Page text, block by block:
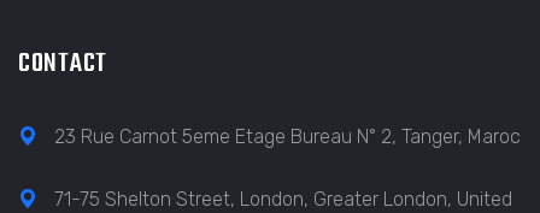
CONTACT
23 Rue Carnot 5eme Etage Bureau N° 2, Tanger, Maroc
71-75 Shelton Street, London, Greater London, United